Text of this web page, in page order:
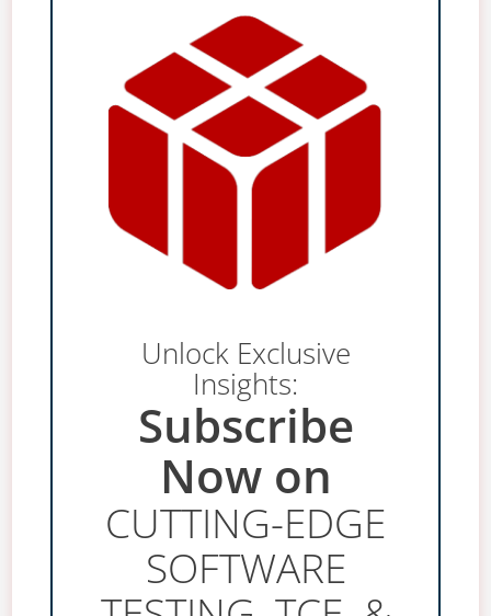
Unlock Exclusive
Insights:
Subscribe
Now on
CUTTING-EDGE
SOFTWARE